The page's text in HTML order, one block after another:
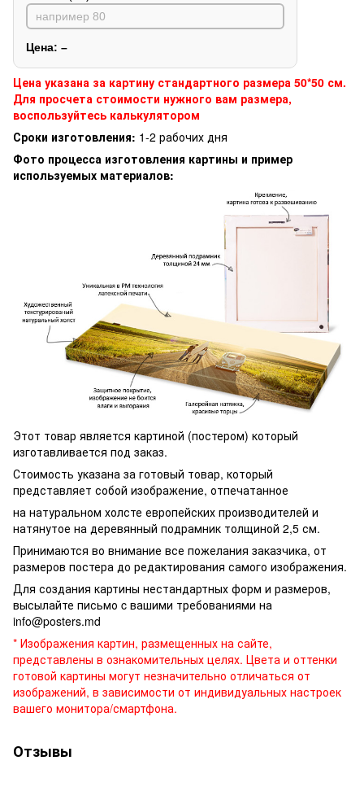
Цена: –
Цена указана за картину стандартного размера 50*50 см.
Для просчета стоимости нужного вам размера,
воспользуйтесь калькулятором
Сроки изготовления: 1-2 рабочих дня
Фото процесса изготовления картины и пример
используемых материалов:
Этот товар является картиной (постером) который
изготавливается под заказ.
Стоимость указана за готовый товар, который
представляет собой изображение, отпечатанное
на натуральном холсте европейских производителей и
натянутое на деревянный подрамник толщиной 2,5 см.
Принимаются во внимание все пожелания заказчика, от
размеров постера до редактирования самого изображения.
Для создания картины нестандартных форм и размеров,
высылайте письмо c вашими требованиями на
info@posters.md
* Изображения картин, размещенных на сайте,
представлены в ознакомительных целях. Цвета и оттенки
готовой картины могут незначительно отличаться от
изображений, в зависимости от индивидуальных настроек
вашего монитора/смартфона.
Отзывы